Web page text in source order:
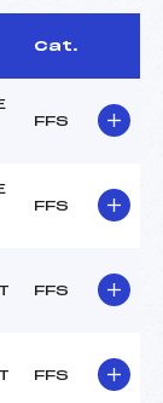
Cat.
FFS
FFS
FFS
FFS